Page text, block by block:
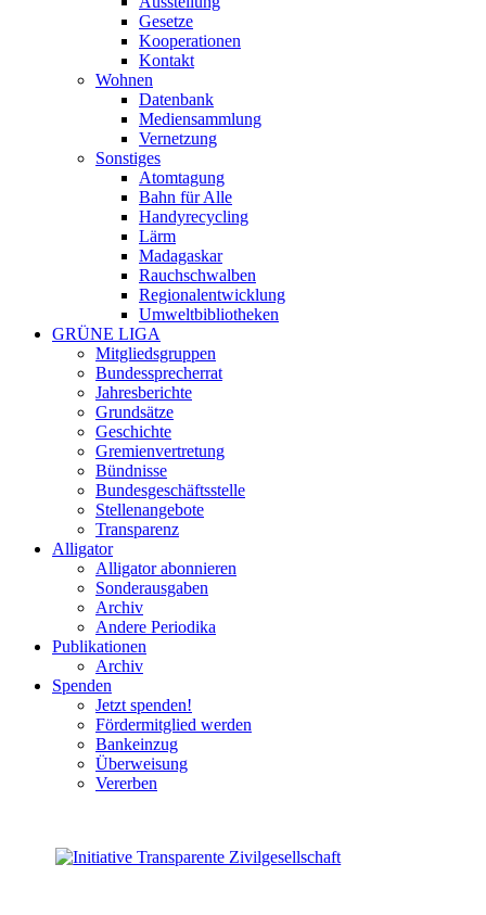
Gesetze
Kooperationen
Kontakt
Wohnen
Datenbank
Mediensammlung
Vernetzung
Sonstiges
Atomtagung
Bahn für Alle
Handyrecycling
Lärm
Madagaskar
Rauchschwalben
Regionalentwicklung
Umweltbibliotheken
GRÜNE LIGA
Mitgliedsgruppen
Bundessprecherrat
Jahresberichte
Grundsätze
Geschichte
Gremienvertretung
Bündnisse
Bundesgeschäftsstelle
Stellenangebote
Transparenz
Alligator
Alligator abonnieren
Sonderausgaben
Archiv
Andere Periodika
Publikationen
Archiv
Spenden
Jetzt spenden!
Fördermitglied werden
Bankeinzug
Überweisung
Vererben